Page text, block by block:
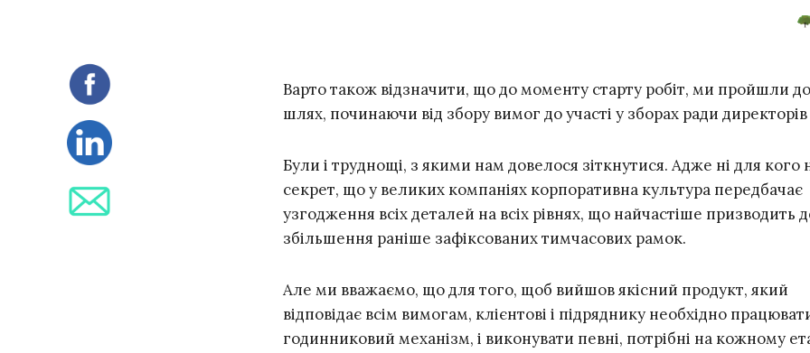
Варто також відзначити, що до моменту старту робіт, ми пройшли
шлях, починаючи від збору вимог до участі у зборах ради директорів
Були і труднощі, з якими нам довелося зіткнутися. Адже ні для кого
секрет, що у великих компаніях корпоративна культура передбачає
узгодження всіх деталей на всіх рівнях, що найчастіше призводить
збільшення раніше зафіксованих тимчасових рамок.
Але ми вважаємо, що для того, щоб вийшов якісний продукт, який
відповідає всім вимогам, клієнтові і підряднику необхідно
годинниковий механізм, і виконувати певні, потрібні на кожному